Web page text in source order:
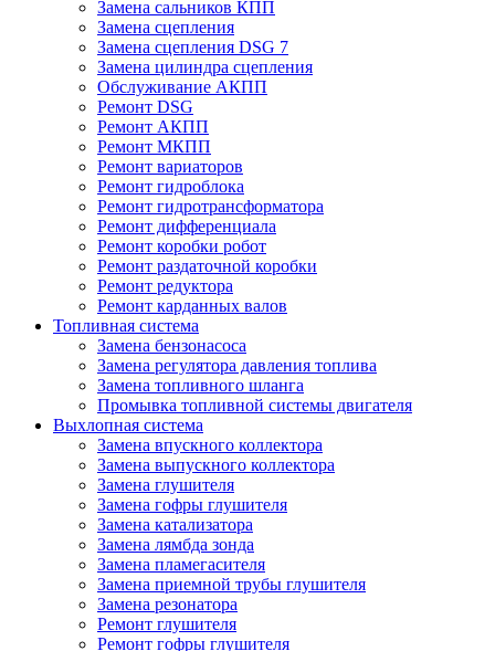
Замена сальников КПП
Замена сцепления
Замена сцепления DSG 7
Замена цилиндра сцепления
Обслуживание АКПП
Ремонт DSG
Ремонт АКПП
Ремонт МКПП
Ремонт вариаторов
Ремонт гидроблока
Ремонт гидротрансформатора
Ремонт дифференциала
Ремонт коробки робот
Ремонт раздаточной коробки
Ремонт редуктора
Ремонт карданных валов
Топливная система
Замена бензонасоса
Замена регулятора давления топлива
Замена топливного шланга
Промывка топливной системы двигателя
Выхлопная система
Замена впускного коллектора
Замена выпускного коллектора
Замена глушителя
Замена гофры глушителя
Замена катализатора
Замена лямбда зонда
Замена пламегасителя
Замена приемной трубы глушителя
Замена резонатора
Ремонт глушителя
Ремонт гофры глушителя